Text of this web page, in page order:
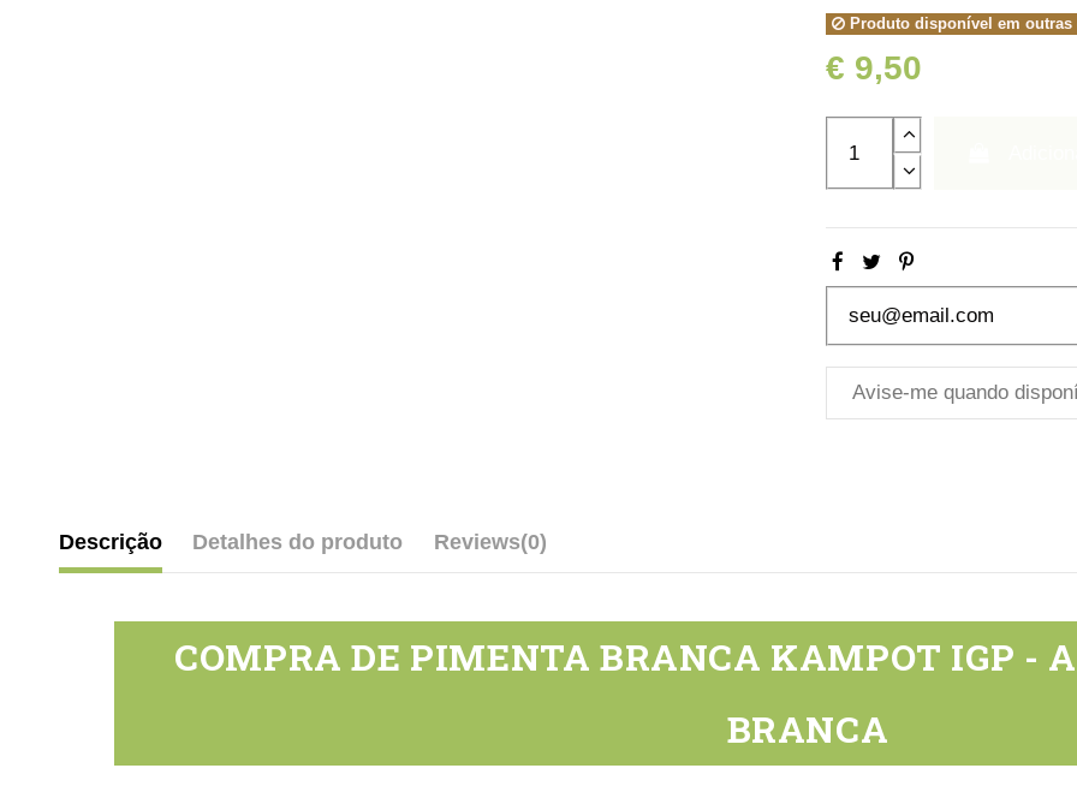
Produto disponível em outras
€ 9,50
Descrição Detalhes do produto Reviews(0)
COMPRA DE PIMENTA BRANCA KAMPOT IGP -
BRANCA